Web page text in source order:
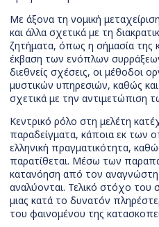
Με άξονα τη νομική
και άλλα σχετικά με τη
ζητήματα, όπως η σήμασία της
έκβαση των ενόπλων
διεθνείς σχέσεις, οι μέθοδοι
μυστικών υπηρεσιών, καθώς
σχετικά με την αντιμετώπιση
Κεντρικό ρόλο στη μελέτη
παραδείγματα, κάποια εκ των
ελληνική πραγματικότητα,
παρατίθεται. Μέσω των
κατανόηση από τον
αναλύονται. Τελικό στόχο
μιας κατά το δυνατόν
του φαινομένου της